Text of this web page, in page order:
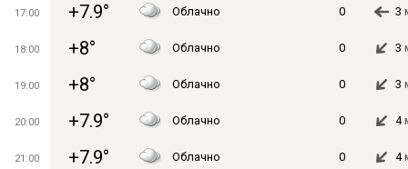
17:00 +7.9° Облачно 0 3
18:00 +8° Облачно 0 3
19:00 +8° Облачно 0 3
20:00 +7.9° Облачно 0 4
21:00 +7.9° Облачно 0 4